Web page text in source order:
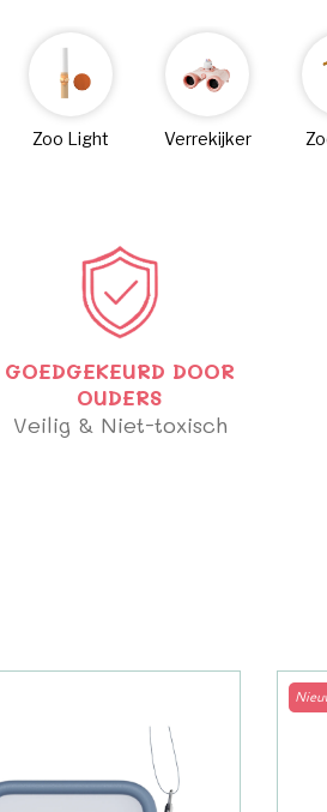
Zoo Light Verrekijker
GOEDGEKEURD DOOR
OUDERS
Veilig & Niet-toxisch